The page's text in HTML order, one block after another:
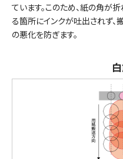
ています。このため、紙の角が
る箇所にインクが吐出されず
の悪化を防ぎます。